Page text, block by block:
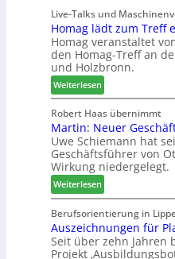
l
l
e
n
a
u
f
ü
r
W
e
m
h
ö
n
e
r
c
h
e
n
s
t
a
u
r
a
u
m
-
S
o
r
t
Live-Talks und
Homag lädt zum Treff
Homag veranstaltet
den Homag-Treff an
und Holzbronn.
Weiterlesen:
H
o
m
a
g
l
ä
d
t
z
u
m
Robert Haas übernimmt
Martin: Neuer
Uwe Schiemann hat
Geschäftsführer von
Wirkung niedergelegt.
Weiterlesen:
M
a
r
t
i
Berufsorientierung in
Auszeichnungen für
Seit über zehn Jahren
Projekt